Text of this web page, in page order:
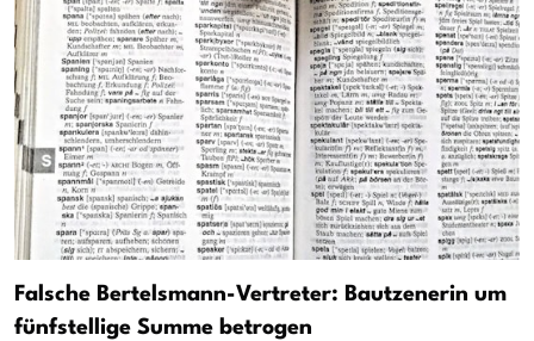
Falsche Bertelsmann-Vertreter: Bautzenerin um
fünfstellige Summe betrogen